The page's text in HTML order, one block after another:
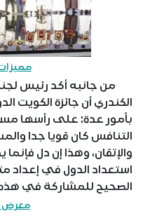
من جانبه أكد رئيس لجنة
بأمور عدة: على رأسها
التنافس كان قويا جدا
والإتقان، وهذا إن دل
استعداد الدول في إعداد
الصحيح للمشاركة في هذه
معرض